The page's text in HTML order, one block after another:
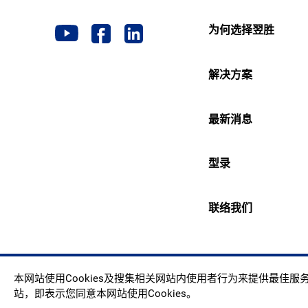
为何选择翌胜
解决方案
最新消息
型录
联络我们
本网站使用Cookies及搜集相关网站内使用者行为来提供最佳服
站，即表示您同意本网站使用Cookies。